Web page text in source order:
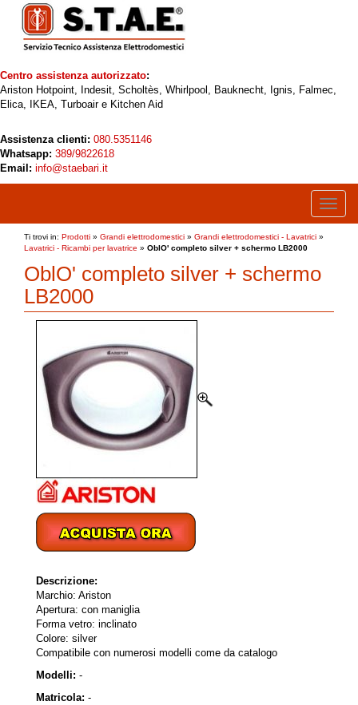
Centro assistenza autorizzato:
Ariston Hotpoint, Indesit, Scholtès, Whirlpool, Bauknecht, Ignis, Falmec,
Elica, IKEA, Turboair e Kitchen Aid
Assistenza clienti: 080.5351146
Whatsapp: 389/9822618
Email: info@staebari.it
Toggle
Ti trovi in: Prodotti » Grandi elettrodomestici » Grandi elettrodomestici - Lavatrici »
Lavatrici - Ricambi per lavatrice » OblO' completo silver + schermo LB2000
OblO' completo silver + schermo
LB2000
Descrizione:
Marchio: Ariston
Apertura: con maniglia
Forma vetro: inclinato
Colore: silver
Compatibile con numerosi modelli come da catalogo
Modelli: -
Matricola: -